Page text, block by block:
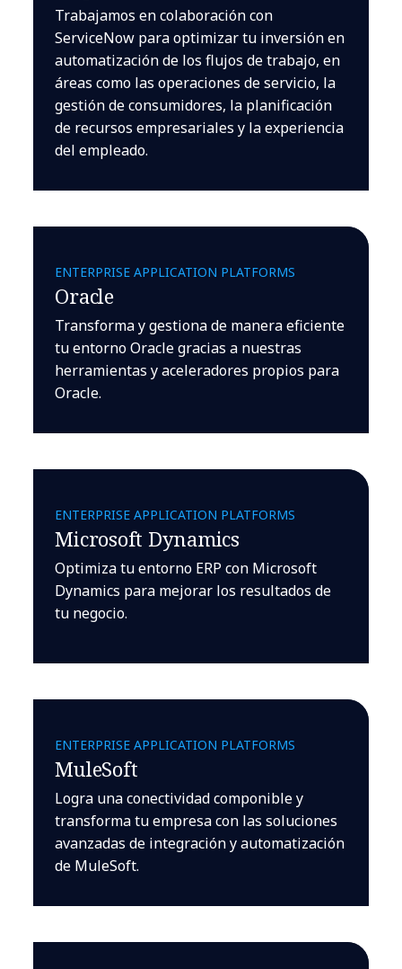
Trabajamos en colaboración con
ServiceNow para optimizar tu inversión en
automatización de los flujos de trabajo, en
áreas como las operaciones de servicio, la
gestión de consumidores, la planificación
de recursos empresariales y la experiencia
del empleado.
ENTERPRISE APPLICATION PLATFORMS
Oracle
Transforma y gestiona de manera eficiente
tu entorno Oracle gracias a nuestras
herramientas y aceleradores propios para
Oracle.
ENTERPRISE APPLICATION PLATFORMS
Microsoft Dynamics
Optimiza tu entorno ERP con Microsoft
Dynamics para mejorar los resultados de
tu negocio.
ENTERPRISE APPLICATION PLATFORMS
MuleSoft
Logra una conectividad componible y
transforma tu empresa con las soluciones
avanzadas de integración y automatización
de MuleSoft.